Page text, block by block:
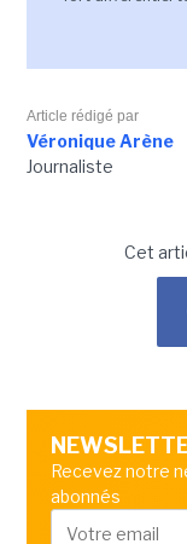
Article rédigé par
Véronique Arène
Journaliste
Cet
Recevez notre
abonnés